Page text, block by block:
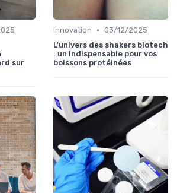
sur
Innovation • 03/12/2025
L'univers des shakers biotech
: un indispensable pour vos
boissons protéinées